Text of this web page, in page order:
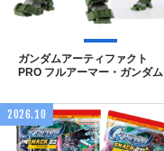
ガンダムアーティファクト
PRO フルアーマー・ガンダム
2026.10